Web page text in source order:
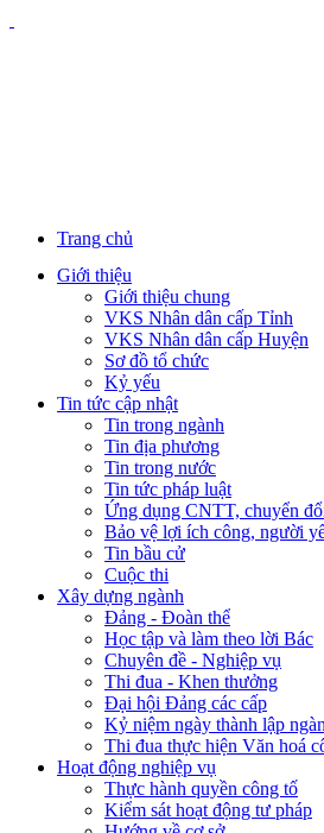
Trang chủ
Giới thiệu
Giới thiệu chung
VKS Nhân dân cấp Tỉnh
VKS Nhân dân cấp Huyện
Sơ đồ tổ chức
Kỷ yếu
Tin tức cập nhật
Tin trong ngành
Tin địa phương
Tin trong nước
Tin tức pháp luật
Ứng dụng CNTT, chuyển
Bảo vệ lợi ích công, người
Tin bầu cử
Cuộc thi
Xây dựng ngành
Đảng - Đoàn thể
Học tập và làm theo lời Bác
Chuyên đề - Nghiệp vụ
Thi đua - Khen thưởng
Đại hội Đảng các cấp
Kỷ niệm ngày thành lập
Thi đua thực hiện Văn hoá
Hoạt động nghiệp vụ
Thực hành quyền công tố
Kiểm sát hoạt động tư pháp